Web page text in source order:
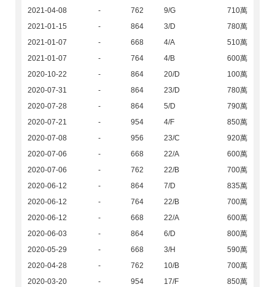
2021-04-08
- 762 9/G
710萬
2021-01-15
- 864 3/D
780萬
2021-01-07
- 668 4/A
510萬
2021-01-07
- 764 4/B
600萬
2020-10-22
- 864 20/D
100萬
2020-07-31
- 864 23/D
780萬
2020-07-28
- 864 5/D
790萬
2020-07-21
- 954 4/F
850萬
2020-07-08
- 956 23/C
920萬
2020-07-06
- 668 22/A
600萬
2020-07-06
- 762 22/B
700萬
2020-06-12
- 864 7/D
835萬
2020-06-12
- 764 22/B
700萬
2020-06-12
- 668 22/A
600萬
2020-06-03
- 864 6/D
800萬
2020-05-29
- 668 3/H
590萬
2020-04-28
- 762 10/B
700萬
2020-03-20
- 954 17/F
850萬